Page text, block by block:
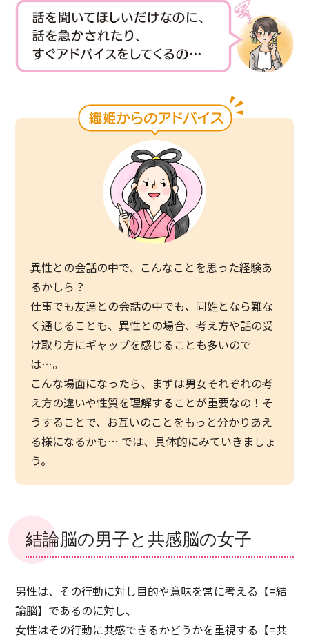
異性との会話の中で、こんなことを思った経験あ
るかしら？
仕事でも友達との会話の中でも、同姓となら難な
く通じることも、異性との場合、考え方や話の受
け取り方にギャップを感じることも多いので
は…。
こんな場面になったら、まずは男女それぞれの考
え方の違いや性質を理解することが重要なの！そ
うすることで、お互いのことをもっと分かりあえ
る様になるかも… では、具体的にみていきましょ
う。
結論脳の男子と共感脳の女子
男性は、その行動に対し目的や意味を常に考える【=結
論脳】であるのに対し、
女性はその行動に共感できるかどうかを重視する【=共